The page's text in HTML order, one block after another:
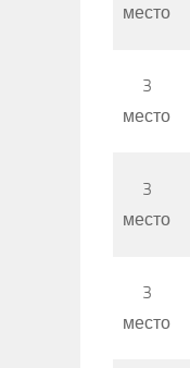
место
3
место
3
место
3
место